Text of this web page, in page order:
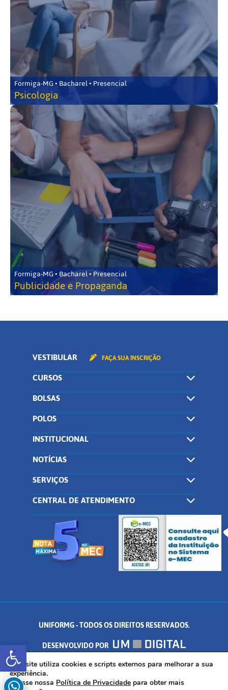
Abrir a barra de ferramentas
Formiga-MG • Bacharel • Presencial
Psicologia
Formiga-MG • Bacharel • Presencial
Publicidade e Propaganda
VESTIBULAR FAÇA SUA INSCRIÇÃO
CURSOS
BOLSAS
POLOS
INSTITUCIONAL
NOTÍCIAS
SERVIÇOS
CENTRAL DE ATENDIMENTO
UNIFORMG - TODOS OS DIREITOS RESERVADOS.
DESENVOLVIDO POR
AV. DR. ARNALDO DE SENNA, 328 - PALMEIRAS, FORMIGA/MG - CEP:
35.574.530
Este site utiliza cookies e scripts externos para melhorar a sua
experiência.
Acesse nossa Política de Privacidade para obter mais